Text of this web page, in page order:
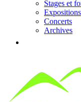
Stages et
Expositions
Concerts
Archives